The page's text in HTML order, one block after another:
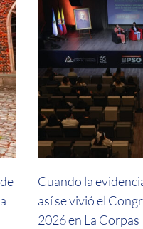
Cuando la
así se vivió el
2026 en La Corpas